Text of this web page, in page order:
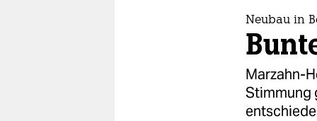
Neubau in
Marzahn-
Stimmung